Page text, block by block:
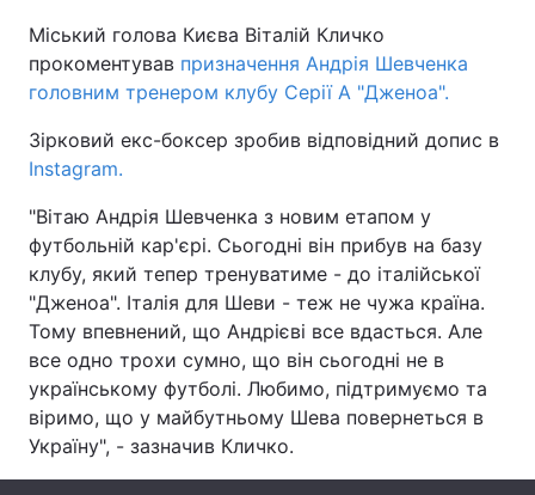
Головна Війна
Економіка
Спорт Наука
Техно і зв'язок Лайт
Зброя Інциденти
Здоров'я Туризм
Цікавинки Погода
Екологія Регіони
Міський голова Києва Віталій Кличко
прокоментував призначення Андрія Шевченка
головним тренером клубу Серії А "Дженоа".
Зірковий екс-боксер зробив відповідний допис в
Instagram.
"Вітаю Андрія Шевченка з новим етапом у
футбольній кар'єрі. Сьогодні він прибув на базу
клубу, який тепер тренуватиме - до італійської
"Дженоа". Італія для Шеви - теж не чужа країна.
Тому впевнений, що Андрієві все вдасться. Але
все одно трохи сумно, що він сьогодні не в
українському футболі. Любимо, підтримуємо та
віримо, що у майбутньому Шева повернеться в
Україну", - зазначив Кличко.